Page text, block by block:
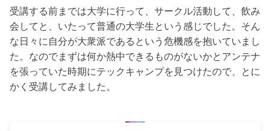
受講する前までは大学に行って、サークル活動して、飲み
会してと、いたって普通の大学生という感じでした。そん
な日々に自分が大衆派であるという危機感を抱いていまし
た。なのでまずは何か熱中できるものがないかとアンテナ
を張っていた時期にテックキャンプを見つけたので、とに
かく受講してみました。